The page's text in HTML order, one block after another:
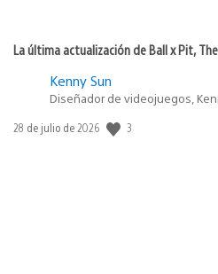
La última actualización de Ball x Pit,
Kenny Sun
Diseñador de videojuegos,
Fecha
28 de julio de 2026 3